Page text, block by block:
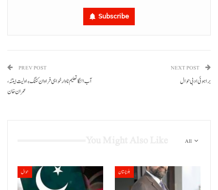
Subscribe
PREV POST
آب اٹنگا تعلیم نا وارخواہی فراوان کننگ ءِ اولیت ایتنہ،
عمران خان
NEXT POST
براہوئی ادبی حوال
All
حوال بلوچستان